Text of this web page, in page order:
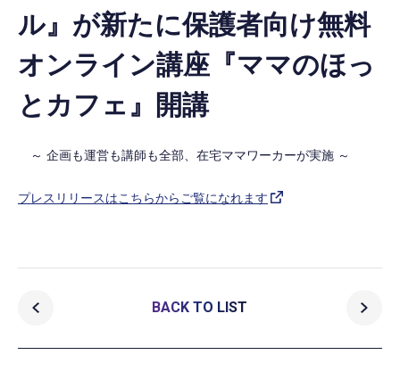
ル』が新たに保護者向け無料
オンライン講座『ママのほっ
とカフェ』開講
～ 企画も運営も講師も全部、在宅ママワーカーが実施 ～
プレスリリースはこちらからご覧になれます
BACK TO LIST